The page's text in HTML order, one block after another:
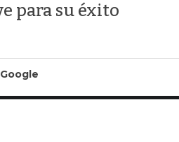
para su éxito